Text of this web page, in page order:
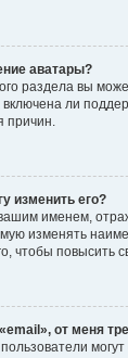
аватары?
раздела вы
ли
изменить его?
именем,
изменять
чтобы повысить
от меня